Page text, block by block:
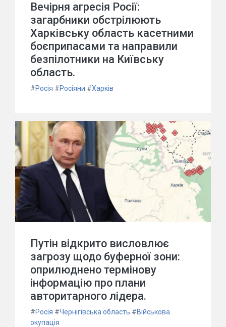
Вечірня агресія Росії:
загарбники обстрілюють
Харківську область касетними
боєприпасами та направили
безпілотники на Київську
область.
#Росія #Росіяни #Харків
Путін відкрито висловлює
загрозу щодо буферної зони:
оприлюднено термінову
інформацію про плани
авторитарного лідера.
#Росія #Чернігівська область #Військова
окупація